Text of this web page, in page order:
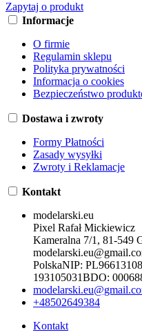
Zapytaj o produkt
Informacje
O firmie
Regulamin sklepu
Polityka prywatności
Informacja o cookies
Bezpieczeństwo
Dostawa i zwroty
Formy Płatności
Zasady wysyłki
Zwroty i Reklamacje
Kontakt
modelarski.eu
Pixel Rafał Mickiewicz
Kameralna 7/1, 81-549
PolskaNIP:
193105031BDO:
+48502649384
Kontakt